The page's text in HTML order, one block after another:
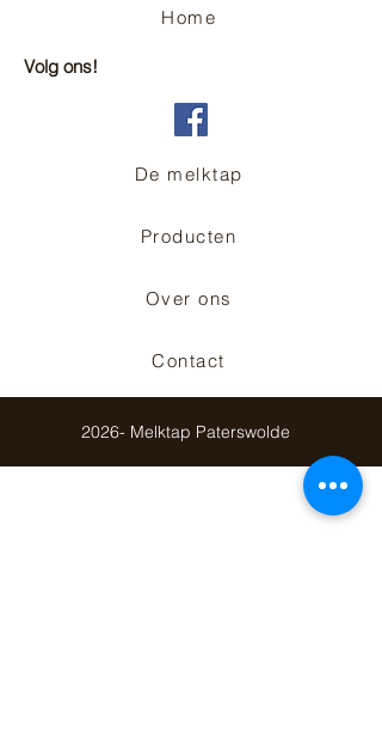
Home
Volg ons!
De melktap
Producten
Over ons
Contact
2026- Melktap Paterswolde